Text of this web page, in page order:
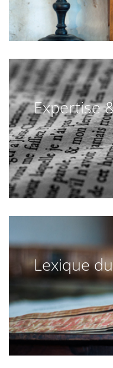
Expertise
Lexique